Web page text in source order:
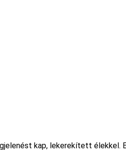
kap, lekerekített élekkel.